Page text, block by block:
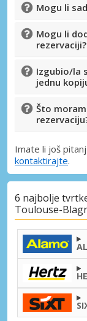
Mogu li
Mogu li
rezervaciji?
Izgubio/la
jednu
Što
Imate li još
kontaktirajte.
6 najbolje
Toulouse-